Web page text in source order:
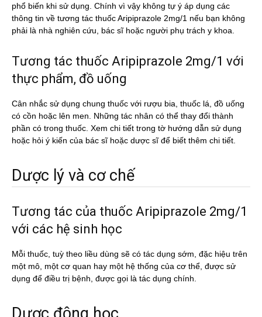
phổ biến khi sử dụng. Chính vì vậy không tự ý áp dụng các
thông tin về tương tác thuốc Aripiprazole 2mg/1 nếu bạn không
phải là nhà nghiên cứu, bác sĩ hoặc người phụ trách y khoa.
Tương tác thuốc Aripiprazole 2mg/1 với
thực phẩm, đồ uống
Cân nhắc sử dụng chung thuốc với rượu bia, thuốc lá, đồ uống
có cồn hoặc lên men. Những tác nhân có thể thay đổi thành
phần có trong thuốc. Xem chi tiết trong tờ hướng dẫn sử dụng
hoặc hỏi ý kiến của bác sĩ hoặc dược sĩ để biết thêm chi tiết.
Dược lý và cơ chế
Tương tác của thuốc Aripiprazole 2mg/1
với các hệ sinh học
Mỗi thuốc, tuỳ theo liều dùng sẽ có tác dụng sớm, đặc hiệu trên
một mô, một cơ quan hay một hệ thống của cơ thể, được sử
dụng để điều trị bệnh, được gọi là tác dụng chính.